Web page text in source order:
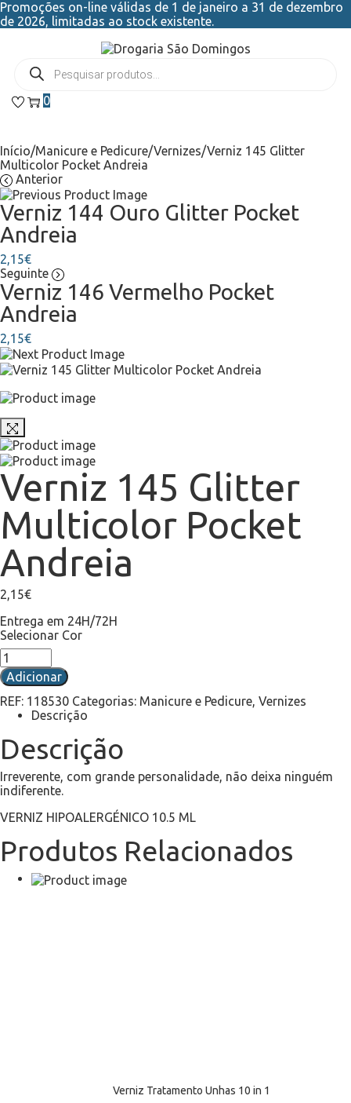
Promoções on-line válidas de 1 de janeiro a 31 de dezembro
de 2026, limitadas ao stock existente.
0
Início/Manicure e Pedicure/Vernizes/Verniz 145 Glitter
Multicolor Pocket Andreia
Anterior
Verniz 144 Ouro Glitter Pocket
Andreia
2,15€
Seguinte
Verniz 146 Vermelho Pocket
Andreia
2,15€
Verniz 145 Glitter
Multicolor Pocket
Andreia
2,15€
Entrega em 24H/72H
Selecionar Cor
Adicionar
REF: 118530 Categorias: Manicure e Pedicure, Vernizes
Descrição
Descrição
Irreverente, com grande personalidade, não deixa ninguém
indiferente.
VERNIZ HIPOALERGÉNICO 10.5 ML
Produtos Relacionados
Verniz Tratamento Unhas 10 in 1